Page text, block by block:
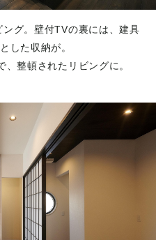
グ。壁付TVの裏には、建具
した収納が。
整頓されたリビングに。